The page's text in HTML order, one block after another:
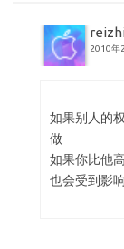
2010年
如果别人的
做
如果你比他
也会受到影响